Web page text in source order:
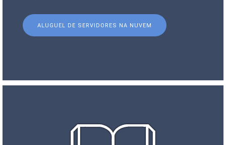
ALUGUEL DE SERVIDORES NA NUVEM